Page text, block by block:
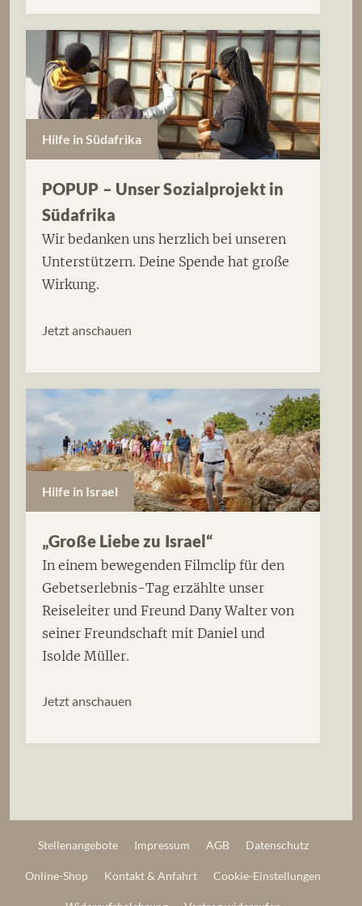
Hilfe in Südafrika
POPUP – Unser Sozialprojekt in
Südafrika
Wir bedanken uns herzlich bei unseren
Unterstützern. Deine Spende hat große
Wirkung.
Jetzt anschauen
Hilfe in Israel
„Große Liebe zu Israel“
In einem bewegenden Filmclip für den
Gebetserlebnis-Tag erzählte unser
Reiseleiter und Freund Dany Walter von
seiner Freundschaft mit Daniel und
Isolde Müller.
Jetzt anschauen
Stellenangebote Impressum AGB Datenschutz
Online-Shop Kontakt & Anfahrt Cookie-Einstellungen